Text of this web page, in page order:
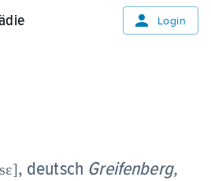
Login
, deutsch Greifenberg,